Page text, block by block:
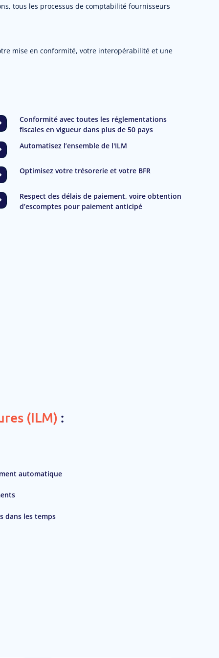
tous les processus de comptabilité fournisseurs
mise en conformité, votre interopérabilité et une
Conformité avec toutes les réglementations
fiscales en vigueur dans plus de 50 pays
Automatisez l’ensemble de l'ILM
Optimisez votre trésorerie et votre BFR
Respect des délais de paiement, voire obtention
d’escomptes pour paiement anticipé
(ILM) :
automatique
dans les temps